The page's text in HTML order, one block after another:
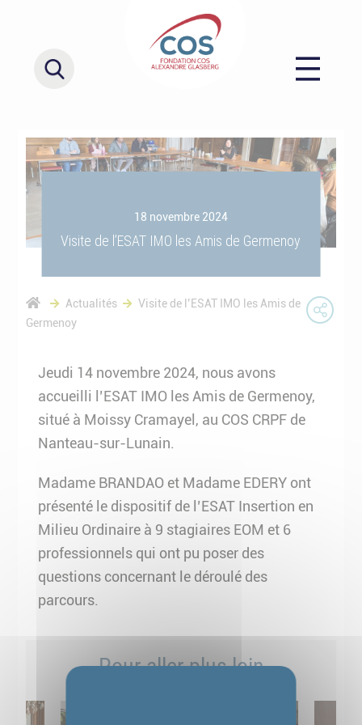
18 novembre 2024
Visite de l’ESAT IMO les Amis de Germenoy
Actualités
Visite de l’ESAT IMO les Amis de
Germenoy
Jeudi 14 novembre 2024, nous avons
accueilli l’ESAT IMO les Amis de Germenoy,
situé à Moissy Cramayel, au COS CRPF de
Nanteau-sur-Lunain.
Madame BRANDAO et Madame EDERY ont
présenté le dispositif de l’ESAT Insertion en
Milieu Ordinaire à 9 stagiaires EOM et 6
professionnels qui ont pu poser des
questions concernant le déroulé des
parcours.
Pour aller plus loin